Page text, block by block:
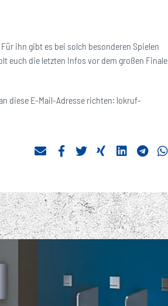
ihn gibt es bei solch besonderen Spielen
euch die letzten Infos vor dem großen Finale
diese E-Mail-Adresse richten: lokruf-